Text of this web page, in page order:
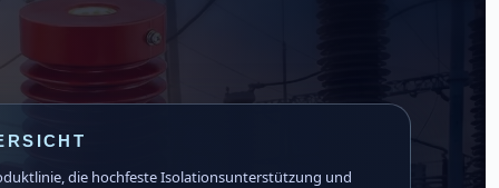
die hochfeste Isolationsunterstützung und